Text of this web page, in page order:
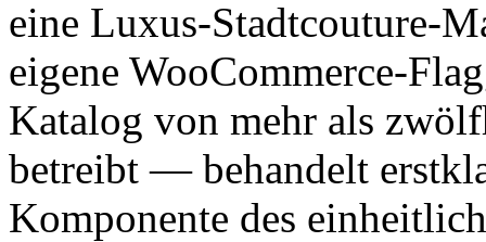
eine Luxus-Stadtcouture-
eigene WooCommerce-
Katalog von mehr als
betreibt — behandelt
Komponente des